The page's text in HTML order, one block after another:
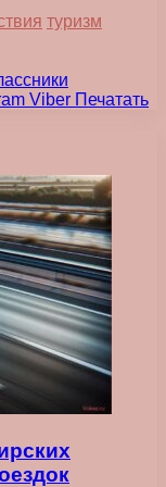
туризм
Viber Печатать